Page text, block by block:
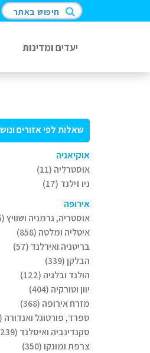
חיפוש באתר
יעדים ומדינות
שאלות לפי אזורים
אוקיאניה
אוסטרליה (11)
ניו זילנד (17)
אירופה
אוסטריה, גרמניה ושוויץ (1155)
איטליה ומלטה (858)
בריטניה ואירלנד (57)
הבלקן (339)
הולנד ובלגיה (122)
יוון וטורקיה (404)
מזרח אירופה (368)
ספרד, פורטוגל ואנדורה (428)
סקנדינביה ואיסלנד (239)
צרפת ומונקו (350)